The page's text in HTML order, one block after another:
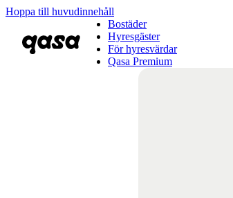
Hoppa till huvudinnehåll
Bostäder
Hyresgäster
För hyresvärdar
Qasa Premium